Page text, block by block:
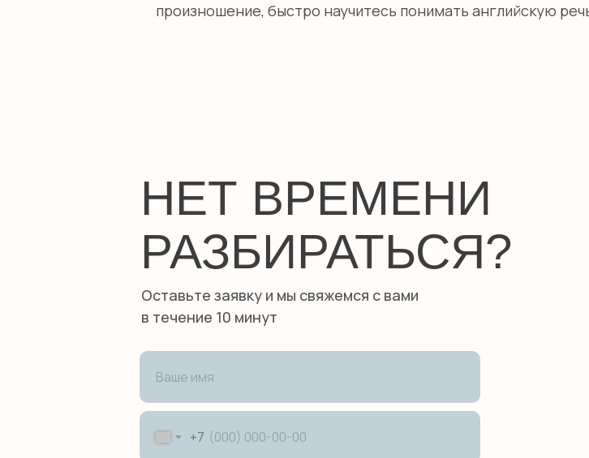
произношение, быстро научитесь понимать английскую
НЕТ ВРЕМЕНИ
РАЗБИРАТЬСЯ?
Оставьте заявку и мы свяжемся с вами
в течение 10 минут
+7